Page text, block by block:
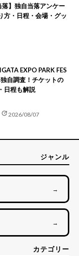
落】独自当落アンケー
方・日程・会場・グッ
EXPO PARK FES
自調査！チケットの
日程も解説
update2026/08/07
ジャンル
→
→
カテゴリー